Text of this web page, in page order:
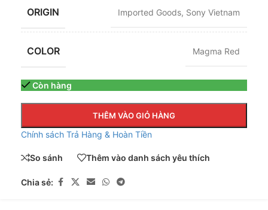
ORIGIN Imported Goods, Sony Vietnam
COLOR Magma Red
Còn hàng
THÊM VÀO GIỎ HÀNG
Chính sách Trả Hàng & Hoàn Tiền
So sánh Thêm vào danh sách yêu thích
Chia sẻ: